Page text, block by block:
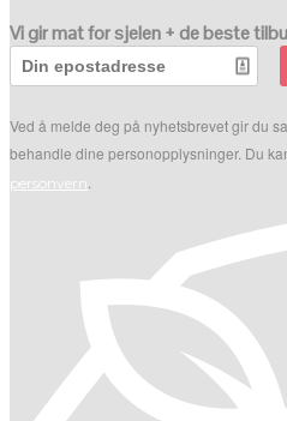
Vi gir mat for sjelen + de beste
Ved å melde deg på nyhetsbrevet gir du
behandle dine personopplysninger. Du
personvern